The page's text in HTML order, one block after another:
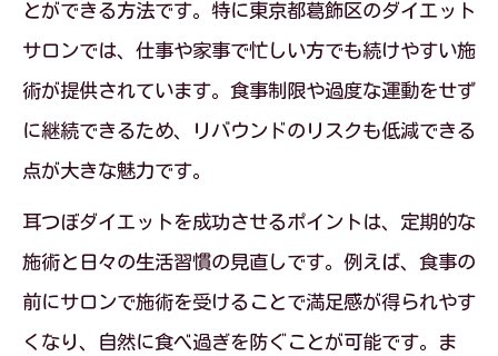
とができる方法です。特に東京都葛飾区のダイエット
サロンでは、仕事や家事で忙しい方でも続けやすい施
術が提供されています。食事制限や過度な運動をせず
に継続できるため、リバウンドのリスクも低減できる
点が大きな魅力です。
耳つぼダイエットを成功させるポイントは、定期的な
施術と日々の生活習慣の見直しです。例えば、食事の
前にサロンで施術を受けることで満足感が得られやす
くなり、自然に食べ過ぎを防ぐことが可能です。ま